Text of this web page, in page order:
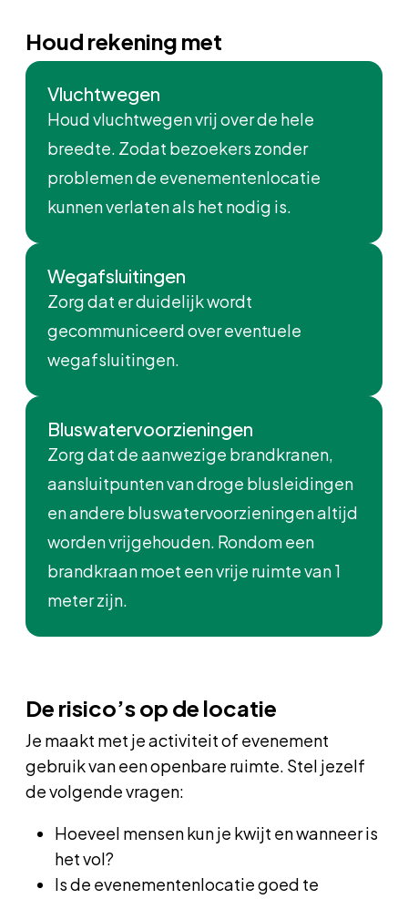
Houd rekening met
Vluchtwegen
Houd vluchtwegen vrij over de hele
breedte. Zodat bezoekers zonder
problemen de evenementenlocatie
kunnen verlaten als het nodig is.
Wegafsluitingen
Zorg dat er duidelijk wordt
gecommuniceerd over eventuele
wegafsluitingen.
Bluswatervoorzieningen
Zorg dat de aanwezige brandkranen,
aansluitpunten van droge blusleidingen
en andere bluswatervoorzieningen altijd
worden vrijgehouden. Rondom een
brandkraan moet een vrije ruimte van 1
meter zijn.
De risico’s op de locatie
Je maakt met je activiteit of evenement
gebruik van een openbare ruimte. Stel jezelf
de volgende vragen:
Hoeveel mensen kun je kwijt en wanneer is
het vol?
Is de evenementenlocatie goed te